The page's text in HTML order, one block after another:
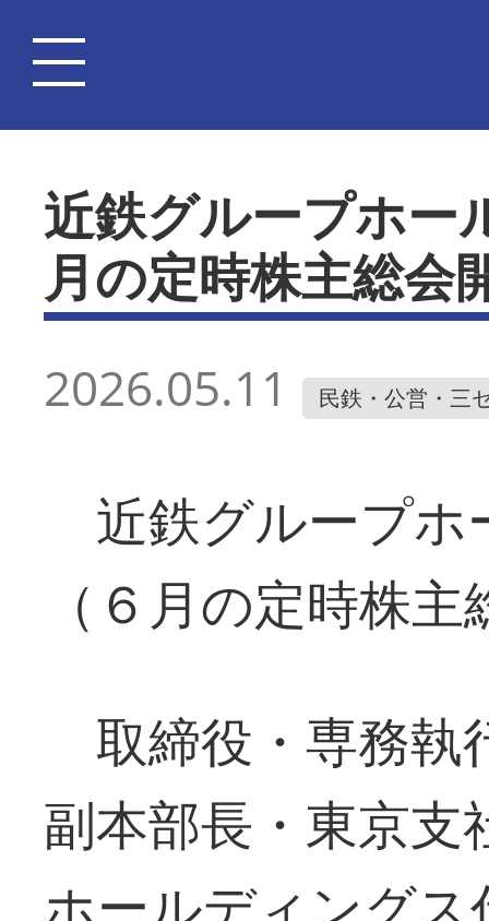
近鉄グループホ
月の定時株主総会
2026.05.11 民鉄・公営・三
近鉄グループホ
（６月の定時株
取締役・専務執
副本部長・東京
ホールディング